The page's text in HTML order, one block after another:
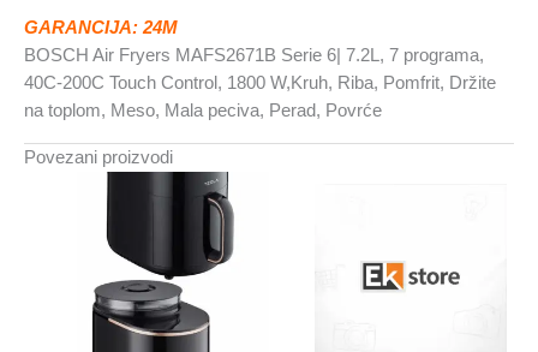
Control,
1800
W
količina
GARANCIJA: 24M
BOSCH Air Fryers MAFS2671B Serie 6| 7.2L, 7 programa,
40C-200C Touch Control, 1800 W,Kruh, Riba, Pomfrit, Držite
na toplom, Meso, Mala peciva, Perad, Povrće
Povezani proizvodi